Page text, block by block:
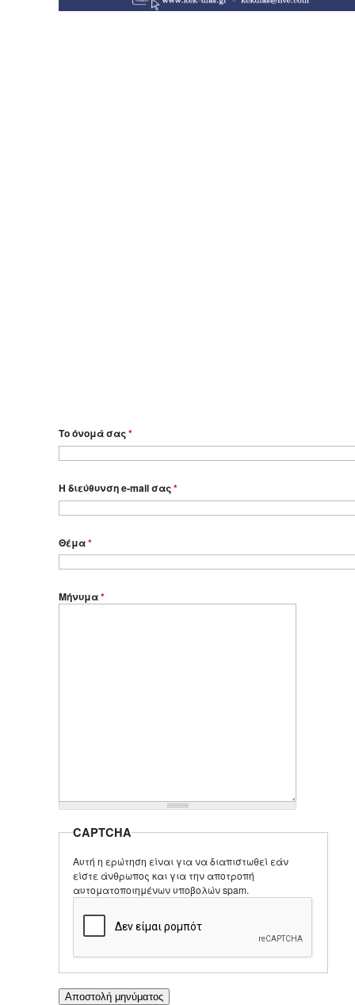
Το όνομά σας*
Η διεύθυνση e-mail σας*
Θέμα*
Μήνυμα*
CAPTCHA
Αυτή η ερώτηση είναι για να διαπιστωθεί εάν
είστε άνθρωπος και για την αποτροπή
αυτοματοποιημένων υποβολών spam.